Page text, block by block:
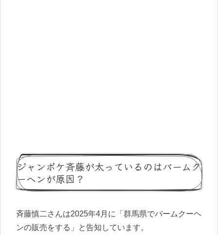
ジャンポケ斉藤が太っているのはバームク
ーヘンが原因？
斉藤慎二さんは2025年4月に「群馬県でバームクーヘ
ンの販売をする」と告知しています。